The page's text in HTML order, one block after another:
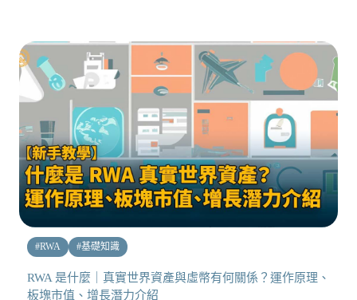
#RWA #基礎知識
RWA 是什麼｜真實世界資產與虛幣有何關係？運作原理、
板塊市值、增長潛力介紹